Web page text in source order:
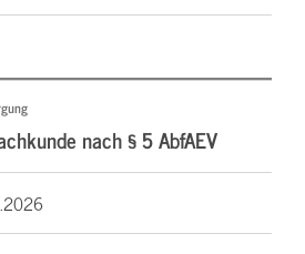
nach § 5 AbfAEV